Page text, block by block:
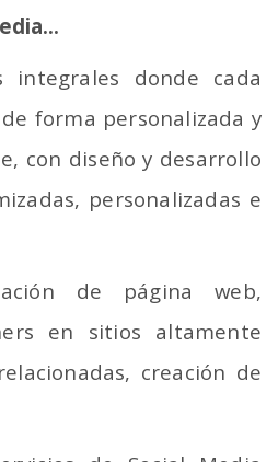
integrales donde cada
forma personalizada y
con diseño y desarrollo
personalizadas e
de página web,
en sitios altamente
creación de